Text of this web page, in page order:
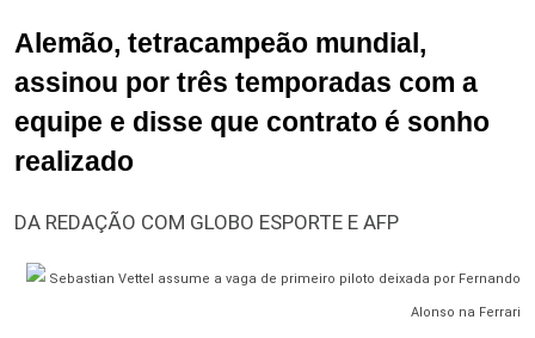
Alemão, tetracampeão mundial,
assinou por três temporadas com a
equipe e disse que contrato é sonho
realizado
DA REDAÇÃO COM GLOBO ESPORTE E AFP